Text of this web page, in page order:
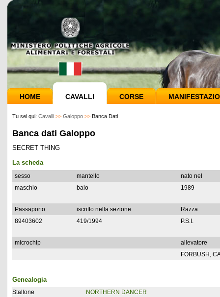
HOME CAVALLI CORSE
Tu sei qui: Cavalli >> Galoppo >> Banca Dati
Banca dati Galoppo
SECRET THING
La scheda
sesso mantello
nato nel
maschio
baio 1989
Passaporto iscritto nella sezione
Razza
89403602
419/1994 P.S.I.
microchip
allevatore
FORBUSH,
Genealogia
Stallone
NORTHERN DANCER